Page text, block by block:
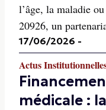
l’âge, la maladie
20926, un
17/06/2026 -
Actus
médicale :